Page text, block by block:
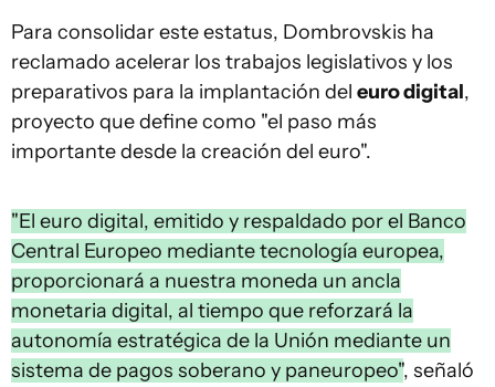
Para consolidar este estatus, Dombrovskis ha
reclamado acelerar los trabajos legislativos y los
preparativos para la implantación del euro digital,
proyecto que define como "el paso más
importante desde la creación del euro".
"El euro digital, emitido y respaldado por el Banco
Central Europeo mediante tecnología europea,
proporcionará a nuestra moneda un ancla
monetaria digital, al tiempo que reforzará la
autonomía estratégica de la Unión mediante un
sistema de pagos soberano y paneuropeo", señaló